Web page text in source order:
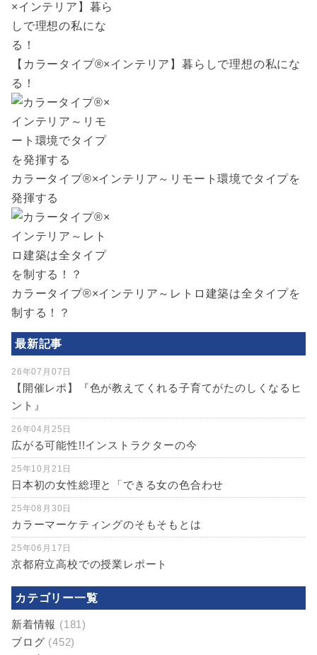
【カラータイプ®×インテリア】暮らしで理想の私にな
る！
カラータイプ®×インテリア～リモート環境でタイプを
発揮する
カラータイプ®×インテリア～レトロ建築は全タイプを
制する！？
最新記事
26年07月07日
【開催レポ】『色が教えてくれる子育てがたのしくなるヒ
ント』
26年04月25日
広がる可能性!!インストラクターの今
25年10月21日
日本初の女性総理と「できる女の色合わせ
25年08月30日
カラーマーケティングのそもそもとは
25年06月17日
京都府立高校での授業レポート
カテゴリー一覧
新着情報 (181)
ブログ (452)